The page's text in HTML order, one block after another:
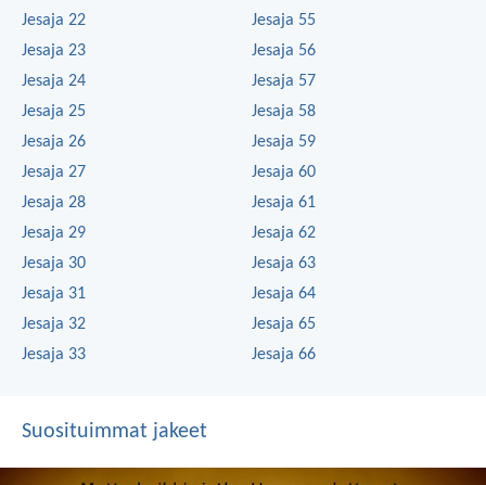
Jesaja 22
Jesaja 23
Jesaja 24
Jesaja 25
Jesaja 26
Jesaja 27
Jesaja 28
Jesaja 29
Jesaja 30
Jesaja 31
Jesaja 32
Jesaja 33
Jesaja 55
Jesaja 56
Jesaja 57
Jesaja 58
Jesaja 59
Jesaja 60
Jesaja 61
Jesaja 62
Jesaja 63
Jesaja 64
Jesaja 65
Jesaja 66
Suosituimmat jakeet